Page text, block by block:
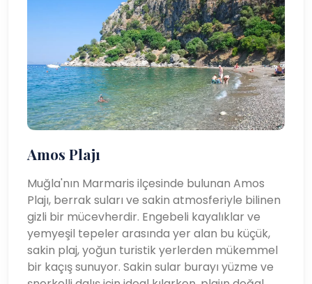
Amos Plajı
Muğla'nın Marmaris ilçesinde bulunan Amos
Plajı, berrak suları ve sakin atmosferiyle bilinen
gizli bir mücevherdir. Engebeli kayalıklar ve
yemyeşil tepeler arasında yer alan bu küçük,
sakin plaj, yoğun turistik yerlerden mükemmel
bir kaçış sunuyor. Sakin sular burayı yüzme ve